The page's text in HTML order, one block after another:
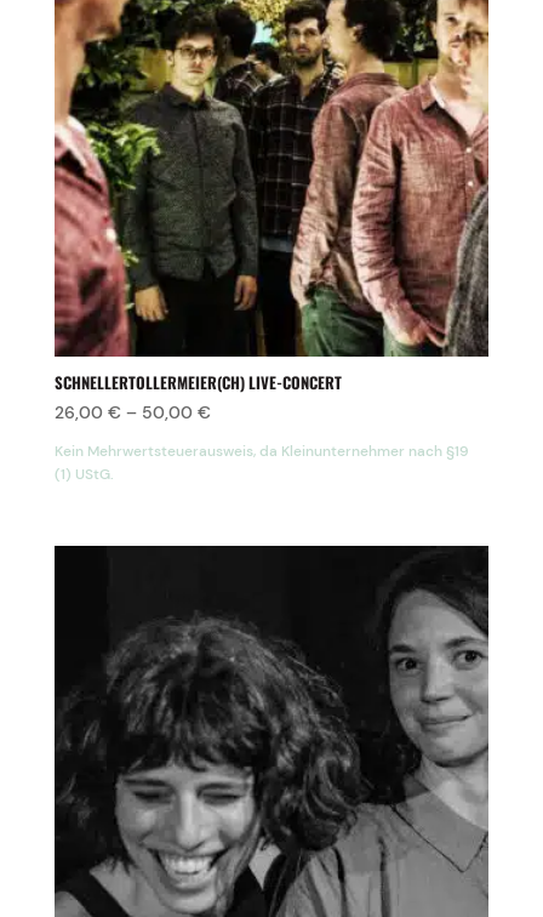
SCHNELLERTOLLERMEIER(CH) LIVE-CONCERT
26,00 € – 50,00 €
Kein Mehrwertsteuerausweis, da Kleinunternehmer nach §19
(1) UStG.